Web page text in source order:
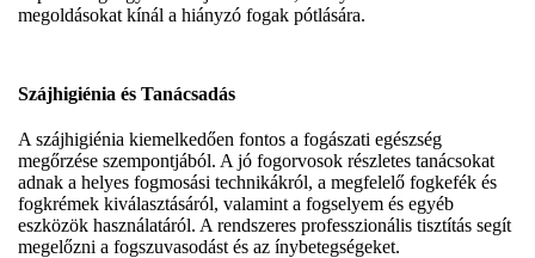
megoldásokat kínál a hiányzó fogak pótlására.
Szájhigiénia és Tanácsadás
A szájhigiénia kiemelkedően fontos a fogászati egészség
megőrzése szempontjából. A jó fogorvosok részletes tanácsokat
adnak a helyes fogmosási technikákról, a megfelelő fogkefék és
fogkrémek kiválasztásáról, valamint a fogselyem és egyéb
eszközök használatáról. A rendszeres professzionális tisztítás segít
megelőzni a fogszuvasodást és az ínybetegségeket.